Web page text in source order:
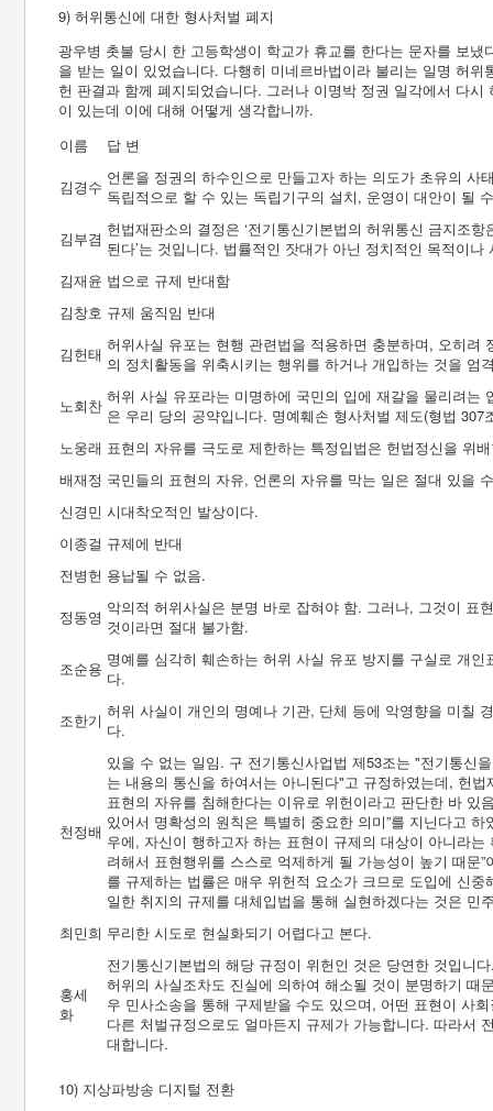
9) 허위통신에 대한 형사처벌 폐지
광우병 촛불 당시 한 고등학생이 학교가 휴교를 한다는 문자를 보
을 받는 일이 있었습니다. 다행히 미네르바법이라 불리는 일명 허
헌 판결과 함께 폐지되었습니다. 그러나 이명박 정권 일각에서 다
이 있는데 이에 대해 어떻게 생각합니까.
이름
답 변
김경수 언론을 정권의 하수인으로 만들고자 하는 의도가 초유의
독립적으로 할 수 있는 독립기구의 설치, 운영이 대안이 될
김부겸 헌법재판소의 결정은 ‘전기통신기본법의 허위통신 금지조
된다’는 것입니다. 법률적인 잣대가 아닌 정치적인 목적이
김재윤 법으로 규제 반대함
김창호 규제 움직임 반대
김헌태 허위사실 유포는 현행 관련법을 적용하면 충분하며, 오히
의 정치활동을 위축시키는 행위를 하거나 개입하는 것을 엄
노회찬 허위 사실 유포라는 미명하에 국민의 입에 재갈을 물리려
은 우리 당의 공약입니다. 명예훼손 형사처벌 제도(형법 307
노웅래 표현의 자유를 극도로 제한하는 특정입법은 헌법정신을 위
배재정 국민들의 표현의 자유, 언론의 자유를 막는 일은 절대 있을
신경민 시대착오적인 발상이다.
이종걸 규제에 반대
전병헌 용납될 수 없음.
정동영 악의적 허위사실은 분명 바로 잡혀야 함. 그러나, 그것이 표
것이라면 절대 불가함.
조순용 명예를 심각히 훼손하는 허위 사실 유포 방지를 구실로 개
다.
조한기 허위 사실이 개인의 명예나 기관, 단체 등에 악영향을 미칠
다.
천정배
있을 수 없는 일임. 구 전기통신사업법 제53조는 "전기통신
는 내용의 통신을 하여서는 아니된다"고 규정하였는데, 헌
표현의 자유를 침해한다는 이유로 위헌이라고 판단한 바 있
있어서 명확성의 원칙은 특별히 중요한 의미”를 지닌다고
우에, 자신이 행하고자 하는 표현이 규제의 대상이 아니라
려해서 표현행위를 스스로 억제하게 될 가능성이 높기 때문
를 규제하는 법률은 매우 위헌적 요소가 크므로 도입에 신
일한 취지의 규제를 대체입법을 통해 실현하겠다는 것은 민
최민희 무리한 시도로 현실화되기 어렵다고 본다.
홍세
화
전기통신기본법의 해당 규정이 위헌인 것은 당연한 것입니
허위의 사실조차도 진실에 의하여 해소될 것이 분명하기
우 민사소송을 통해 구제받을 수도 있으며, 어떤 표현이 사
다른 처벌규정으로도 얼마든지 규제가 가능합니다. 따라서
대합니다.
10) 지상파방송 디지털 전환